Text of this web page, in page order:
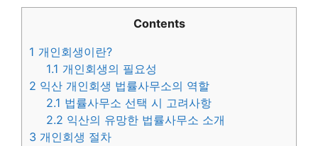
Contents
1 개인회생이란?
1.1 개인회생의 필요성
2 익산 개인회생 법률사무소의 역할
2.1 법률사무소 선택 시 고려사항
2.2 익산의 유망한 법률사무소 소개
3 개인회생 절차